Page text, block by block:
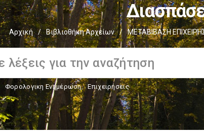
Αρχική / Βιβλιοθήκη Αρχείων / ΜΕΤΑΒΙΒΑΣΗ
Φορολογικη Ενημέρωση, Επιχειρήσεις